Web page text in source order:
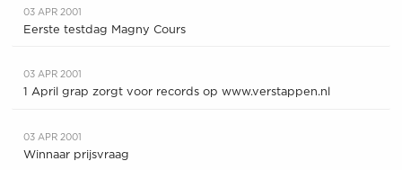
03 APR 2001
Eerste testdag Magny Cours
03 APR 2001
1 April grap zorgt voor records op www.verstappen.nl
03 APR 2001
Winnaar prijsvraag